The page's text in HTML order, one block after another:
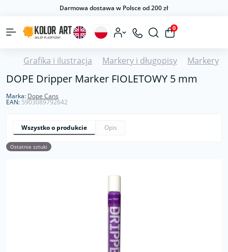
Darmowa dostawa w Polsce od 200 zł
0
Grafika i ilustracja Markery i długopisy Markery
DOPE Dripper Marker FIOLETOWY 5 mm
Marka: Dope Cans
EAN: 5903089792642
Wszystko o produkcie Opis
Ostatnie sztuki